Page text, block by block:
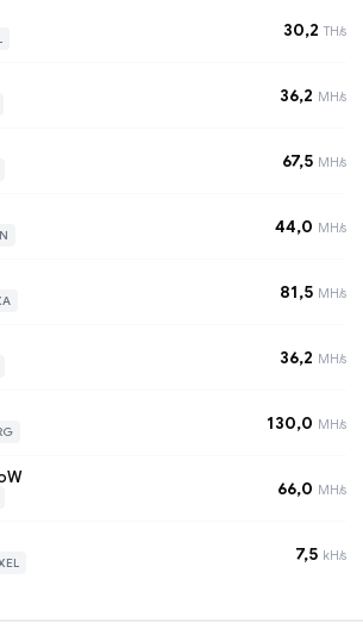
30,2 TH/s
36,2 MH/s
67,5 MH/s
44,0 MH/s
81,5 MH/s
36,2 MH/s
130,0 MH/s
66,0 MH/s
7,5 kH/s